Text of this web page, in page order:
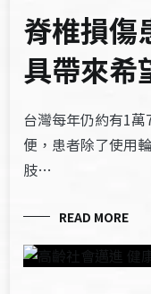
脊椎損傷
具帶來希
台灣每年仍約有1
便，患者除了使用
肢…
READ MORE